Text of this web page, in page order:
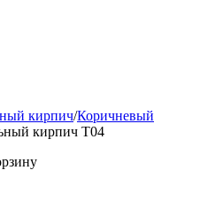
кирпич/Коричневый
кирпич T04